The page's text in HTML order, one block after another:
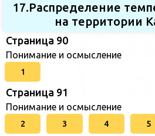
17.Распределение
на территории
Страница 90
Понимание и осмысление
1
Страница 91
Понимание и осмысление
2 3 4 5